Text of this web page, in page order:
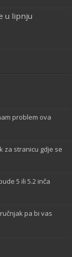
u lipnju
problem ova
za stranicu gdje se
5 ili 5.2 inča
pa bi vas